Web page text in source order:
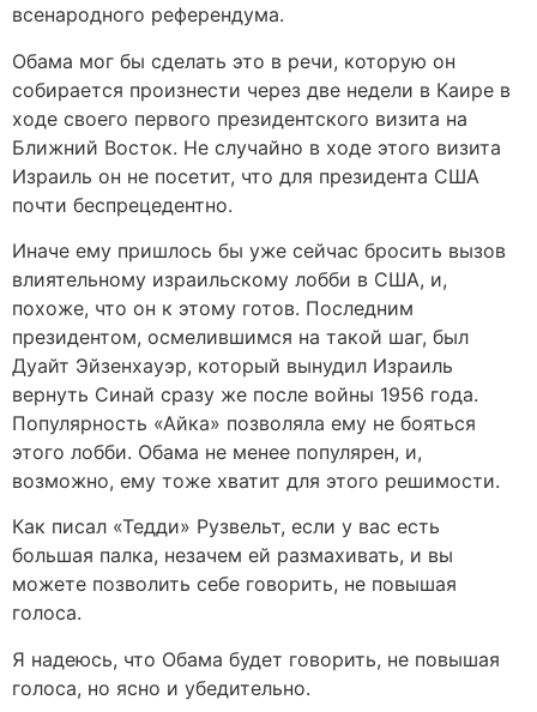
всенародного референдума.
Обама мог бы сделать это в речи, которую он
собирается произнести через две недели в Каире в
ходе своего первого президентского визита на
Ближний Восток. Не случайно в ходе этого визита
Израиль он не посетит, что для президента США
почти беспрецедентно.
Иначе ему пришлось бы уже сейчас бросить вызов
влиятельному израильскому лобби в США, и,
похоже, что он к этому готов. Последним
президентом, осмелившимся на такой шаг, был
Дуайт Эйзенхауэр, который вынудил Израиль
вернуть Синай сразу же после войны 1956 года.
Популярность «Айка» позволяла ему не бояться
этого лобби. Обама не менее популярен, и,
возможно, ему тоже хватит для этого решимости.
Как писал «Тедди» Рузвельт, если у вас есть
большая палка, незачем ей размахивать, и вы
можете позволить себе говорить, не повышая
голоса.
Я надеюсь, что Обама будет говорить, не повышая
голоса, но ясно и убедительно.